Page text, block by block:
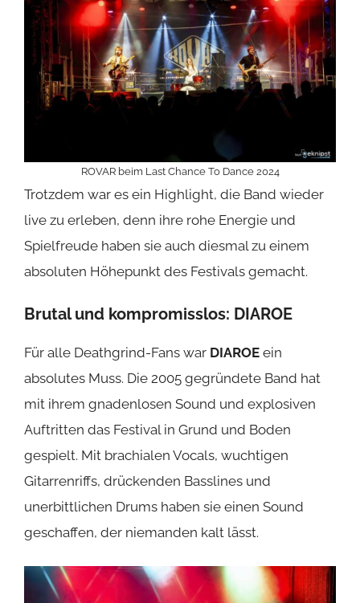
ROVAR beim Last Chance To Dance 2024
Trotzdem war es ein Highlight, die Band wieder
live zu erleben, denn ihre rohe Energie und
Spielfreude haben sie auch diesmal zu einem
absoluten Höhepunkt des Festivals gemacht.
Brutal und kompromisslos: DIAROE
Für alle Deathgrind-Fans war DIAROE ein
absolutes Muss. Die 2005 gegründete Band hat
mit ihrem gnadenlosen Sound und explosiven
Auftritten das Festival in Grund und Boden
gespielt. Mit brachialen Vocals, wuchtigen
Gitarrenriffs, drückenden Basslines und
unerbittlichen Drums haben sie einen Sound
geschaffen, der niemanden kalt lässt.